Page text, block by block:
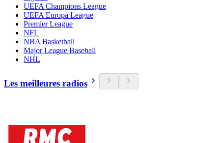
UEFA Champions League
UEFA Europa League
Premier League
NFL
NBA Basketball
Major League Baseball
NHL
Les meilleures radios